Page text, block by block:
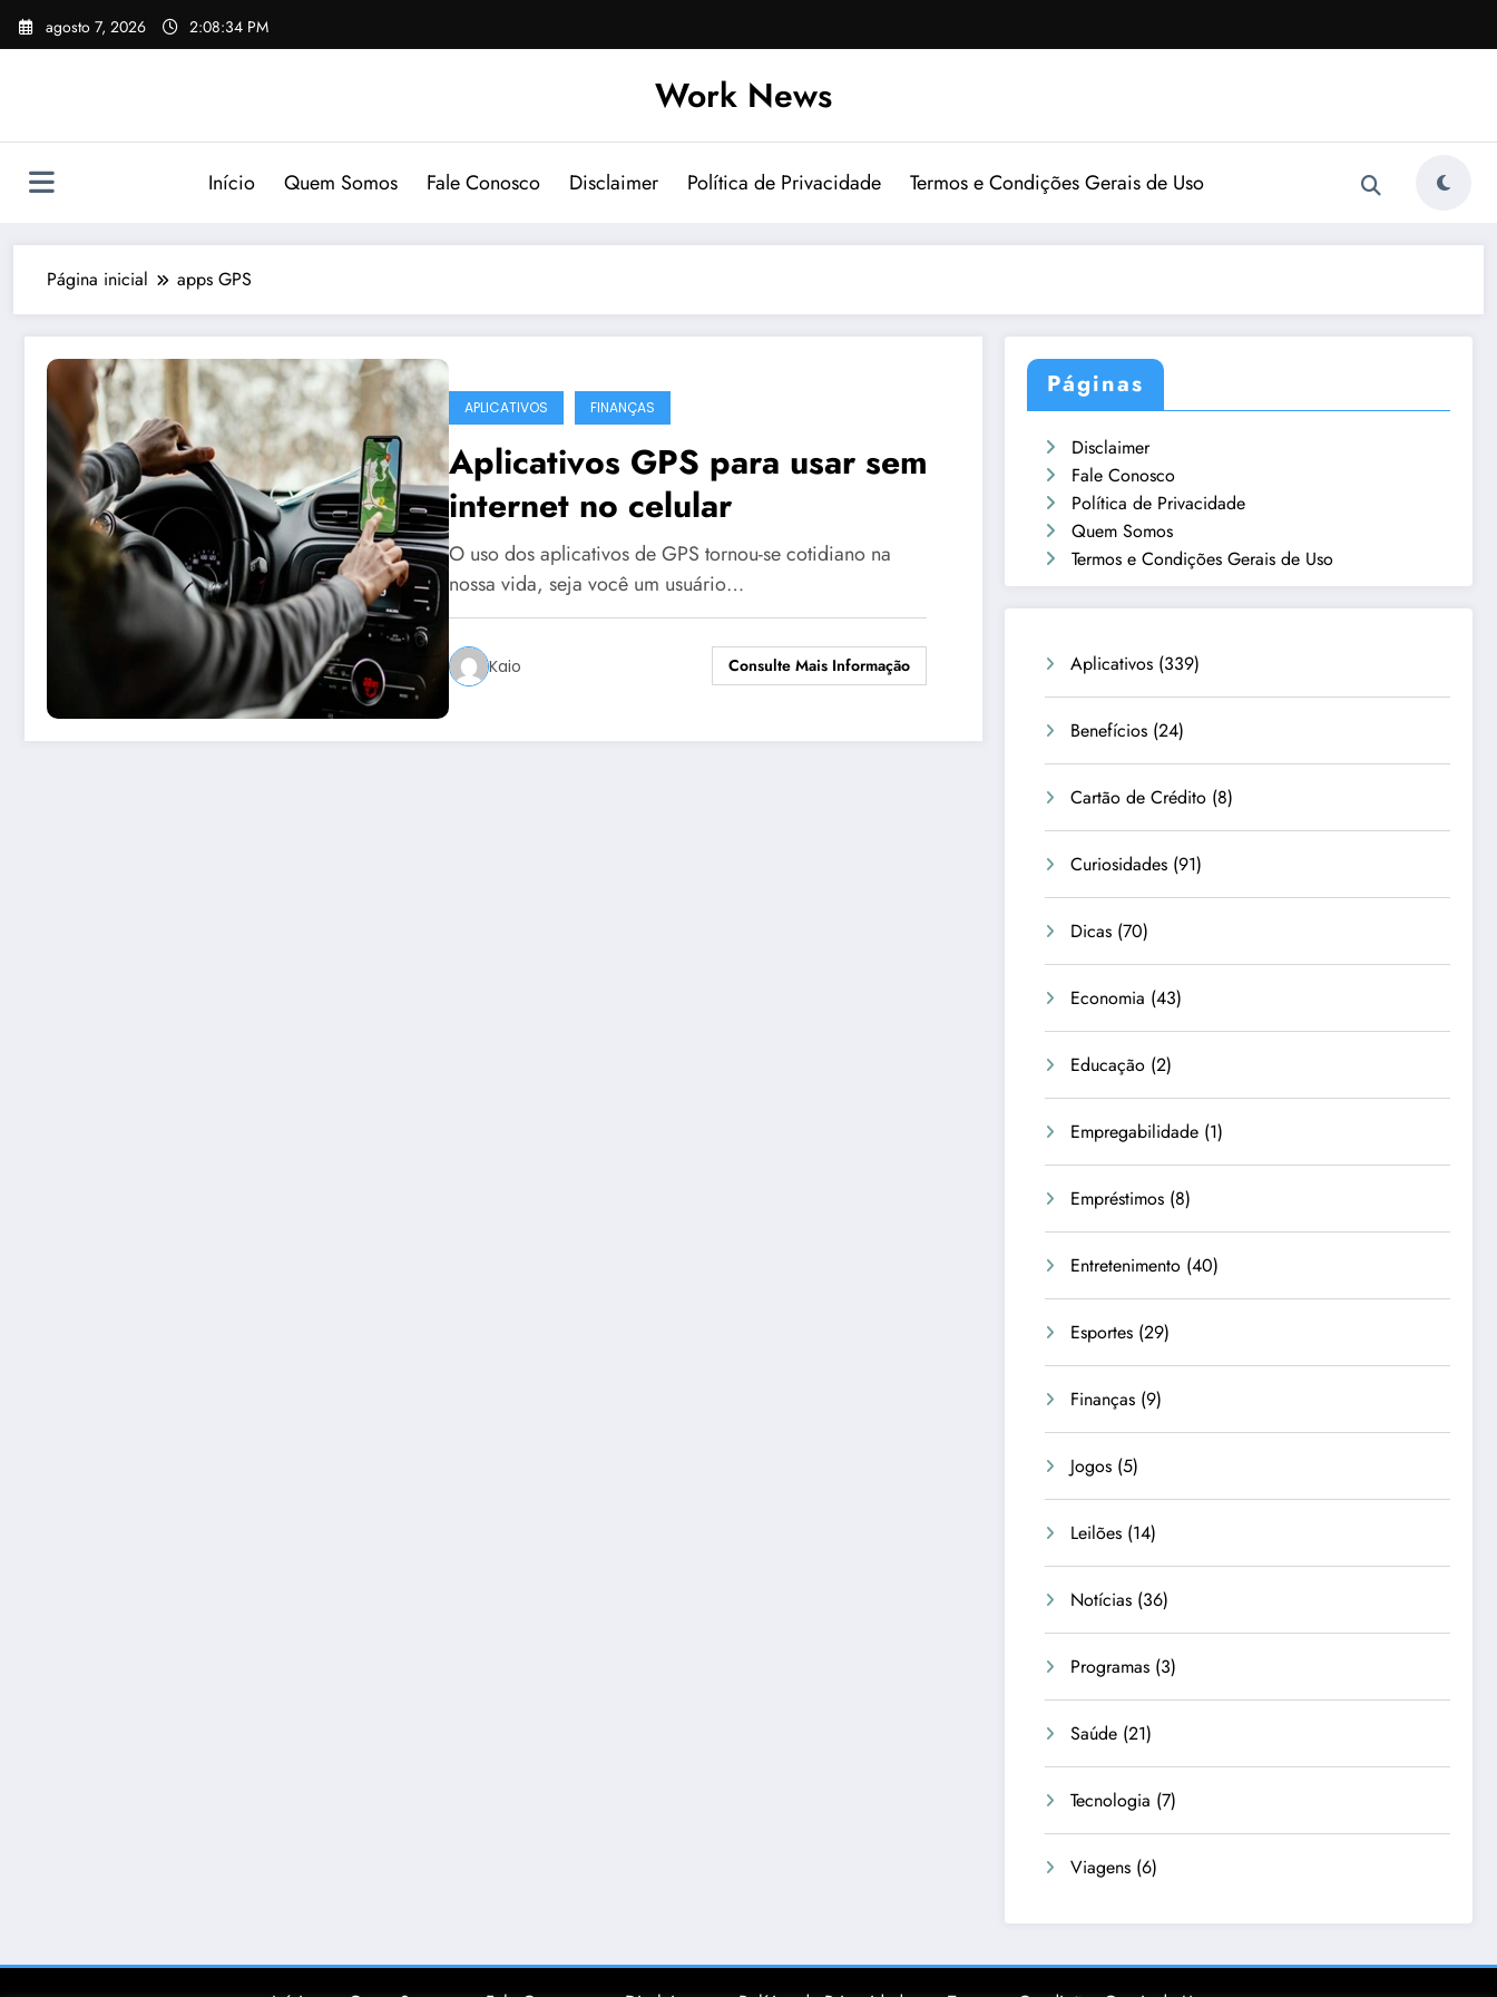
Pular
para
agosto 7, 2026 2:08:34 PM
Work News
Início Quem Somos Fale Conosco Disclaimer Política de Privacidade Termos e Condições Gerais de Uso
Página inicial apps GPS
APLICATIVOS FINANÇAS
Aplicativos GPS para usar sem
internet no celular
O uso dos aplicativos de GPS tornou-se cotidiano na
nossa vida, seja você um usuário…
Kaio Consulte Mais Informação
Páginas
Disclaimer
Fale Conosco
Política de Privacidade
Quem Somos
Termos e Condições Gerais de Uso
Aplicativos (339)
Benefícios (24)
Cartão de Crédito (8)
Curiosidades (91)
Dicas (70)
Economia (43)
Educação (2)
Empregabilidade (1)
Empréstimos (8)
Entretenimento (40)
Esportes (29)
Finanças (9)
Jogos (5)
Leilões (14)
Notícias (36)
Programas (3)
Saúde (21)
Tecnologia (7)
Viagens (6)